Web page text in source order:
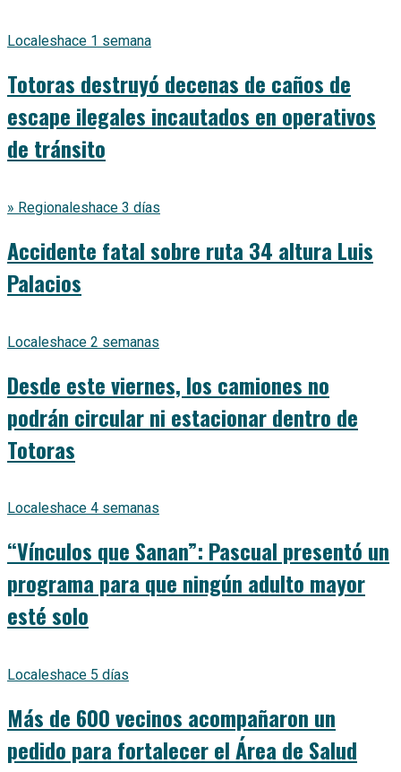
Localeshace 1 semana
Totoras destruyó decenas de caños de
escape ilegales incautados en operativos
de tránsito
» Regionaleshace 3 días
Accidente fatal sobre ruta 34 altura Luis
Palacios
Localeshace 2 semanas
Desde este viernes, los camiones no
podrán circular ni estacionar dentro de
Totoras
Localeshace 4 semanas
“Vínculos que Sanan”: Pascual presentó un
programa para que ningún adulto mayor
esté solo
Localeshace 5 días
Más de 600 vecinos acompañaron un
pedido para fortalecer el Área de Salud